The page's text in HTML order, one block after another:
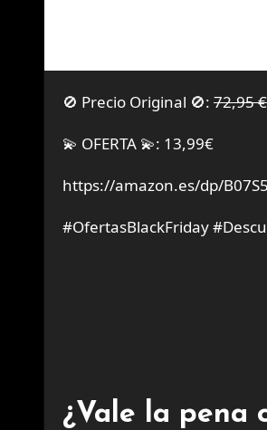
🚫 Precio Original 🚫: 72,95 €
💫 OFERTA 💫: 13,99€
https://amazon.es/dp/
#OfertasBlackFriday
¿Vale la pena